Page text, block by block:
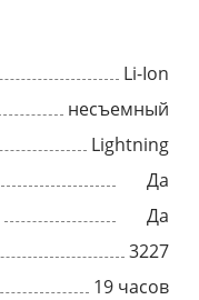
Li-Ion
несъемный
Lightning
Да
Да
3227
19 часов